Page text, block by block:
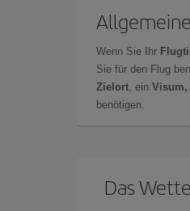
Wenn Sie Ihr
Sie für den Flug
Zielort , ein Visum,
benötigen.
Das